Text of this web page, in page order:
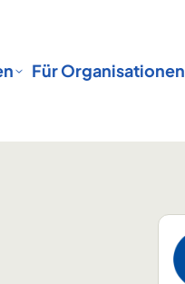
Für Organisationen